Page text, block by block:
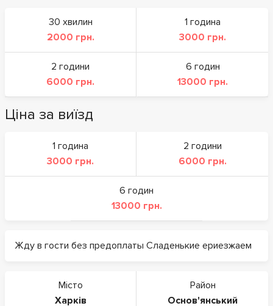
30 хвилин
2000 грн.
1 година
3000 грн.
2 години
6000 грн.
6 годин
13000 грн.
Ціна за виїзд
1 година
3000 грн.
2 години
6000 грн.
6 годин
13000 грн.
Жду в гости без предоплаты Сладенькие ериезжаем
Місто
Харків
Район
Основ'янський